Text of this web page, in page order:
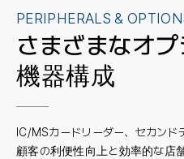
PERIPHERALS &
さまざまなオ
機器構成
IC/MSカードリーダー、セカンド
顧客の利便性向上と効率的な店